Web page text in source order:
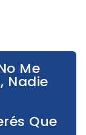
Me
Nadie
Que